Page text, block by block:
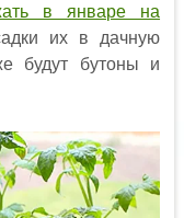
в январе на
их в дачную
будут бутоны и